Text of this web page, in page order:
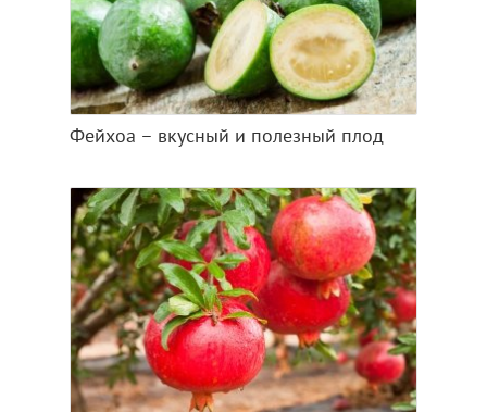
Фейхоа – вкусный и полезный плод